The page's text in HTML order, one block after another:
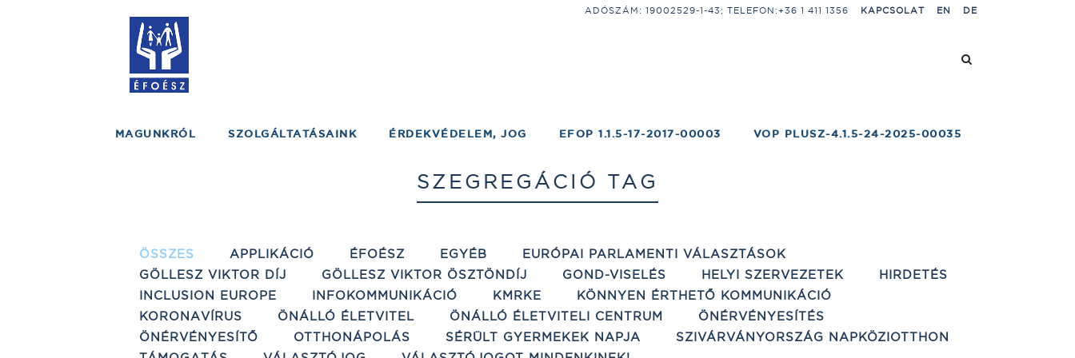
ADÓSZÁM: 19002529-1-43; TELEFON:+36 1 411 1356 KAPCSOLAT EN DE
MAGUNKRÓL SZOLGÁLTATÁSAINK ÉRDEKVÉDELEM, JOG EFOP 1.1.5-17-2017-00003 VOP PLUSZ-4.1.5-24-2025-00035
SZEGREGÁCIÓ TAG
ÖSSZES APPLIKÁCIÓ ÉFOÉSZ EGYÉB
EURÓPAI PARLAMENTI VÁLASZTÁSOK
GÖLLESZ VIKTOR DÍJ
GÖLLESZ VIKTOR ÖSZTÖNDÍJ GOND-VISELÉS HELYI SZERVEZETEK
HIRDETÉS
INCLUSION EUROPE
INFOKOMMUNIKÁCIÓ KMRKE
KÖNNYEN ÉRTHETŐ KOMMUNIKÁCIÓ
KORONAVÍRUS
ÖNÁLLÓ ÉLETVITEL ÖNÁLLÓ ÉLETVITELI CENTRUM
ÖNÉRVÉNYESÍTÉS
ÖNÉRVÉNYESÍTŐ
OTTHONÁPOLÁS SÉRÜLT GYERMEKEK NAPJA
SZIVÁRVÁNYORSZÁG NAPKÖZIOTTHON